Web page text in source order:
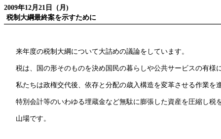
2009年12月21日（月)
税制大綱最終案を示すために
来年度の税制大綱について大詰めの議論をしています。
税は、国の形そのものを決め国民の暮らしや公共サービスの有様
私たちは政権交代後、依存と分配の歳入構造を変革させる作業を
特別会計等のいわゆる埋蔵金など無駄に膨張した資産を圧縮し税
山場です。